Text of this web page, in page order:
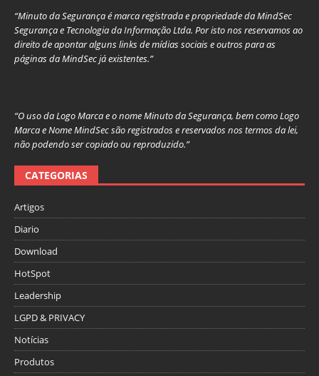
“Minuto da Segurança é marca registrada e propriedade da MindSec
Segurança e Tecnologia da Informação Ltda. Por isto nos reservamos ao
direito de apontar alguns links de mídias sociais e outros para as
páginas da MindSec já existentes.”
“O uso da Logo Marca e o nome Minuto da Segurança, bem como Logo
Marca e Nome MindSec são registrados e reservados nos termos da lei,
não podendo ser copiado ou reproduzido.”
CATEGORIAS
Artigos
Diario
Download
HotSpot
Leadership
LGPD & PRIVACY
Notícias
Produtos